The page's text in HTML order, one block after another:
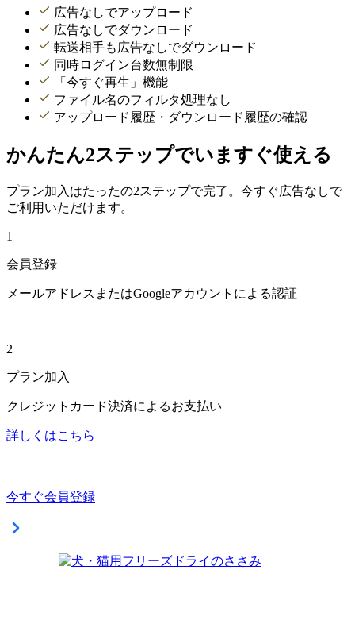
広告なしでアップロード
広告なしでダウンロード
転送相手も広告なしでダウンロード
同時ログイン台数無制限
「今すぐ再生」機能
ファイル名のフィルタ処理なし
アップロード履歴・ダウンロード履歴の確認
かんたん2ステップでいますぐ使える
プラン加入はたったの2ステップで完了。今すぐ広告なしで
ご利用いただけます。
1
会員登録
メールアドレスまたはGoogleアカウントによる認証
2
プラン加入
クレジットカード決済によるお支払い
詳しくはこちら
今すぐ会員登録